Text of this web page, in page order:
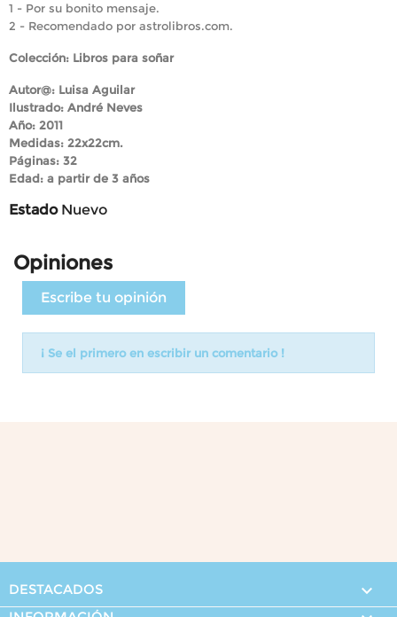
1 - Por su bonito mensaje.
2 - Recomendado por astrolibros.com.
Colección: Libros para soñar
Autor@: Luisa Aguilar
Ilustrado: André Neves
Año: 2011
Medidas: 22x22cm.
Páginas: 32
Edad: a partir de 3 años
Estado Nuevo
Opiniones
Escribe tu opinión
¡ Se el primero en escribir un comentario !
DESTACADOS 